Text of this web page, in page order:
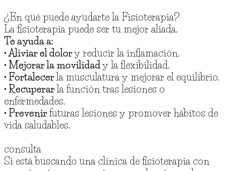
¿En qué puede ayudarte la Fisioterapia?
La fisioterapia puede ser tu mejor aliada.
Te ayuda a:
• Aliviar el dolory reducir la inflamación.
• Mejorar la movilidady la flexibilidad.
• Fortalecerla musculatura y mejorar el equilibrio.
• Recuperarla función tras lesiones o
enfermedades.
• Prevenirfuturas lesiones y promover hábitos de
vida saludables.
consulta
Si está buscando una clínica de fisioterapia con